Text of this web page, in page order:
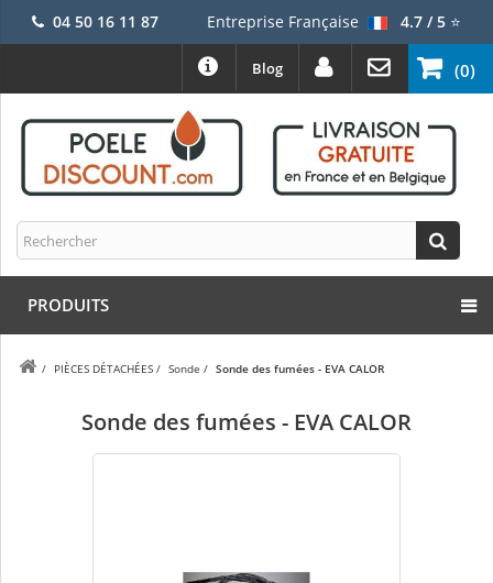
04 50 16 11 87 Entreprise Française 4.7 / 5⭐
(0)
Blog
PRODUITS
/ PIÈCES DÉTACHÉES / Sonde / Sonde des fumées - EVA CALOR
Sonde des fumées - EVA CALOR